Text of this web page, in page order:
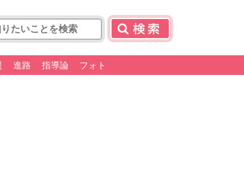
進路 指導論 フォト